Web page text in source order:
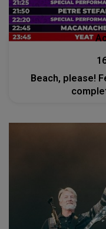
Beach, please!